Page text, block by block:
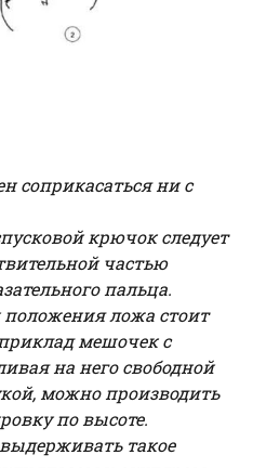
соприкасаться ни с
крючок следует
частью
пальца.
ложа стоит
мешочек с
на него свободной
можно производить
по высоте.
такое